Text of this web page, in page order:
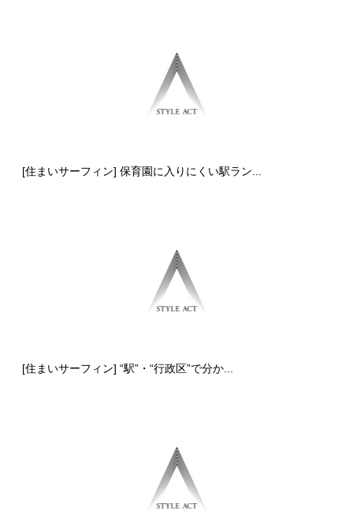
[住まいサーフィン] 保育園に入りにくい駅ラン...
[住まいサーフィン] “駅”・“行政区”で分か...